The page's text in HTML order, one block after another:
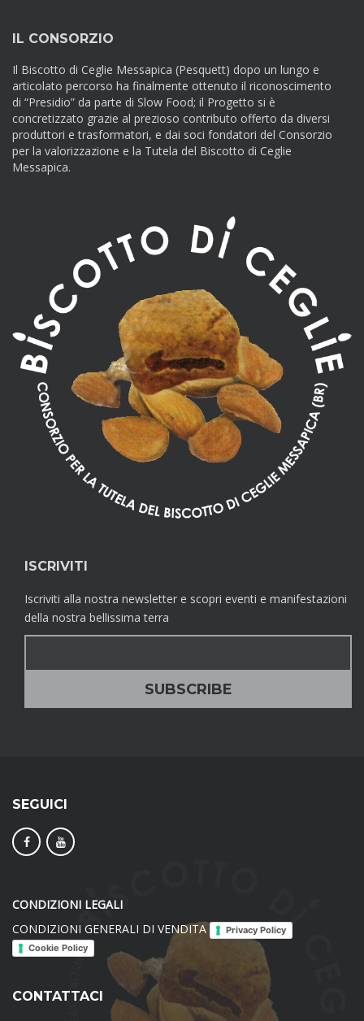
IL CONSORZIO
Il Biscotto di Ceglie Messapica (Pesquett) dopo un lungo e
articolato percorso ha finalmente ottenuto il riconoscimento
di “Presidio” da parte di Slow Food; il Progetto si è
concretizzato grazie al prezioso contributo offerto da diversi
produttori e trasformatori, e dai soci fondatori del Consorzio
per la valorizzazione e la Tutela del Biscotto di Ceglie
Messapica.
ISCRIVITI
Iscriviti alla nostra newsletter e scopri eventi e manifestazioni
della nostra bellissima terra
SEGUICI
CONDIZIONI LEGALI
CONDIZIONI GENERALI DI VENDITA
Privacy Policy
Cookie Policy
CONTATTACI